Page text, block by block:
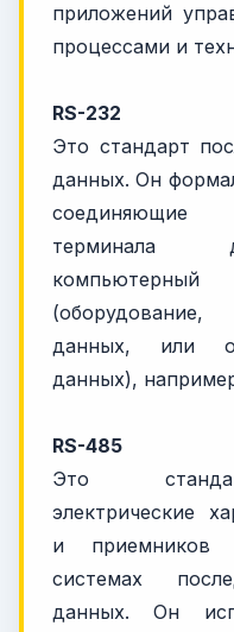
приложений
процессами и
RS-232
Это стандарт
данных. Он
соединяющие
терминала
данных, или
данных),
RS-485
Это
электрические
и приемников
системах
данных. Он